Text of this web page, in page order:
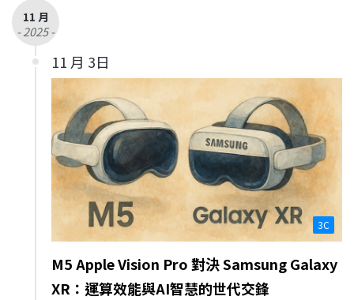
11 月
- 2025 -
11 月 3日
3C
M5 Apple Vision Pro 對決 Samsung Galaxy
XR：運算效能與AI智慧的世代交鋒